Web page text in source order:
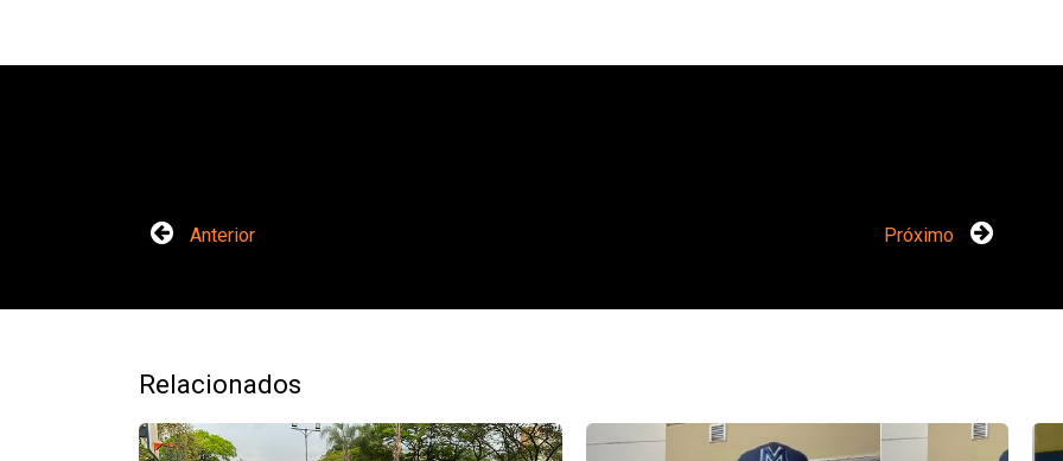
Anterior Próximo
Relacionados